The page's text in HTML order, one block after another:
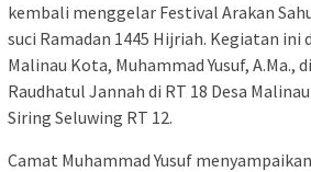
kembali menggelar Festival Arakan
suci Ramadan 1445 Hijriah. Kegiatan ini
Malinau Kota, Muhammad Yusuf, A.Ma.,
Raudhatul Jannah di RT 18 Desa
Siring Seluwing RT 12.
Camat Muhammad Yusuf